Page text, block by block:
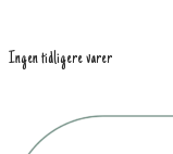
Ingen tidligere varer